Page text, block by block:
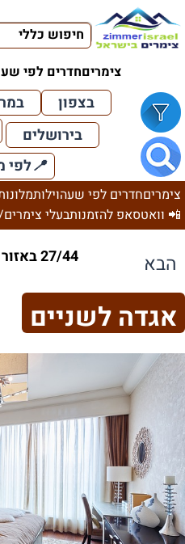
חיפוש כללי
צימריםחדרים לפי
בצפון
בירושלים
📍לפי
צימריםחדרים לפי שעהוילות
📲 וואטסאפ להזמנותבעלי
הבא 27/44 באזור ירושלים
אגדה לשניים